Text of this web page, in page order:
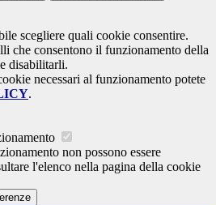
scegliere quali cookie consentire.
che consentono il funzionamento della
disabilitarli.
necessari al funzionamento potete
.
non possono essere
l'elenco nella pagina della cookie